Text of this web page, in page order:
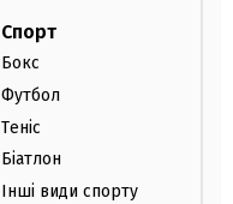
Спорт
Бокс
Футбол
Теніс
Біатлон
Інші види спорту